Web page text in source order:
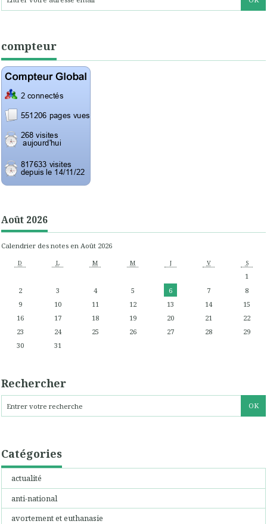
compteur
Août 2026
Calendrier des notes en Août 2026
D L M M J V S
1
2
3 4 5 6 7
8
9
10 11 12 13 14
15
16
17 18 19 20 21
22
23
24 25 26 27 28
29
30
31
Rechercher
Catégories
actualité
anti-national
avortement et euthanasie